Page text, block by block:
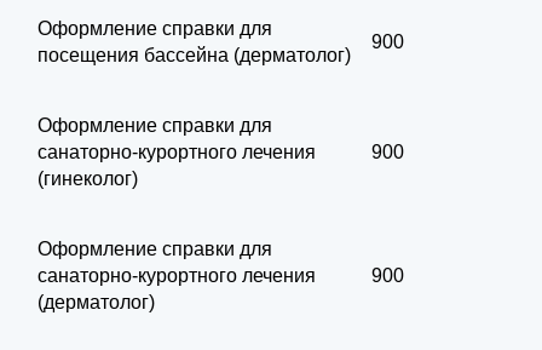
Оформление справки для
посещения бассейна (дерматолог)
900
Оформление справки для
санаторно-курортного лечения
(гинеколог)
900
Оформление справки для
санаторно-курортного лечения
(дерматолог)
900